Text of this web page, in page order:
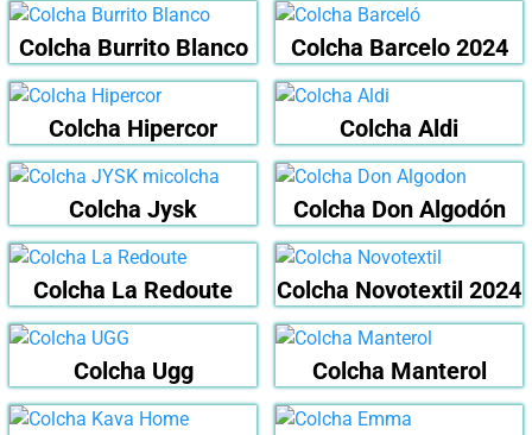
Colcha Burrito Blanco Colcha Barcelo 2024
Colcha Hipercor Colcha Aldi
Colcha Jysk Colcha Don Algodón
Colcha La Redoute Colcha Novotextil 2024
Colcha Ugg Colcha Manterol